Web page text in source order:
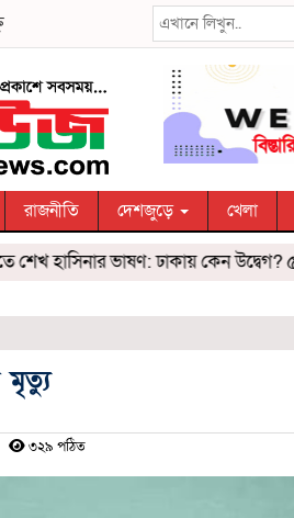
রাজনীতি দেশজুড়ে খেলা
হাসিনার ভাষণ: ঢাকায় কেন উদ্বেগ? ৫
মৃত্যু
৩২৯ পঠিত